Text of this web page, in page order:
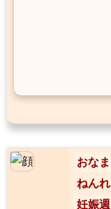
おな
ねん
妊娠週